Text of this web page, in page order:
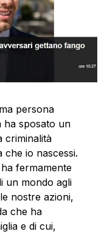
persona
ha sposato un
criminalità
che io nascessi.
fermamente
un mondo agli
nostre azioni,
che ha
e di cui,